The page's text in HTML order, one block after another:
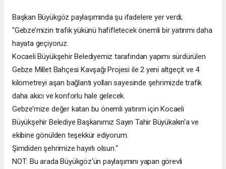
Başkan Büyükgöz paylaşımında şu ifadelere yer verdi;
"Gebze’mizin trafik yükünü hafifletecek önemli bir yatırımı daha
hayata geçiyoruz.
Kocaeli Büyükşehir Belediyemiz tarafından yapımı sürdürülen
Gebze Millet Bahçesi Kavşağı Projesi ile 2 yeni altgeçit ve 4
kilometreyi aşan bağlantı yolları sayesinde şehrimizde trafik
daha akıcı ve konforlu hale gelecek.
Gebze’mize değer katan bu önemli yatırım için Kocaeli
Büyükşehir Belediye Başkanımız Sayın Tahir Büyükakın’a ve
ekibine gönülden teşekkür ediyorum.
Şimdiden şehrimize hayırlı olsun."
NOT: Bu arada Büyükgöz'ün paylaşımını yapan görevli